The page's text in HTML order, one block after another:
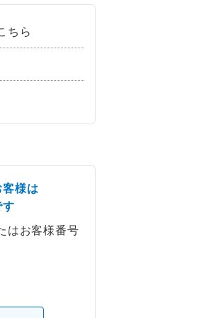
ちら
様は
す
はお客様番号